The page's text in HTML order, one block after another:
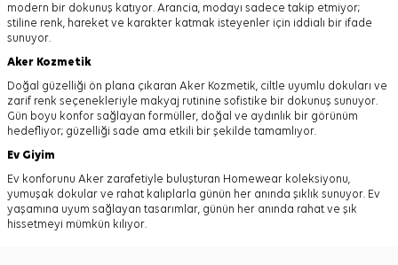
modern bir dokunuş katıyor. Arancia, modayı sadece takip etmiyor;
stiline renk, hareket ve karakter katmak isteyenler için iddialı bir ifade
sunuyor.
Aker Kozmetik
Doğal güzelliği ön plana çıkaran Aker Kozmetik, ciltle uyumlu dokuları ve
zarif renk seçenekleriyle makyaj rutinine sofistike bir dokunuş sunuyor.
Gün boyu konfor sağlayan formüller, doğal ve aydınlık bir görünüm
hedefliyor; güzelliği sade ama etkili bir şekilde tamamlıyor.
Ev Giyim
Ev konforunu Aker zarafetiyle buluşturan Homewear koleksiyonu,
yumuşak dokular ve rahat kalıplarla günün her anında şıklık sunuyor. Ev
yaşamına uyum sağlayan tasarımlar, günün her anında rahat ve şık
hissetmeyi mümkün kılıyor.